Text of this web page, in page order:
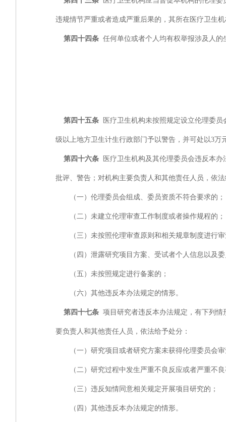
违规情节严重或者造成严重后果的，其所在医疗卫生
第四十四条 任何单位或者个人均有权举报涉及人
第四十五条 医疗卫生机构未按照规定设立伦理委
级以上地方卫生计生行政部门予以警告，并可处以3
第四十六条 医疗卫生机构及其伦理委员会违反本
批评、警告；对机构主要负责人和其他责任人员，依
（一）伦理委员会组成、委员资质不符合要求的；
（二）未建立伦理审查工作制度或者操作规程的；
（三）未按照伦理审查原则和相关规章制度进行审
（四）泄露研究项目方案、受试者个人信息以及委
（五）未按照规定进行备案的；
（六）其他违反本办法规定的情形。
第四十七条 项目研究者违反本办法规定，有下列
要负责人和其他责任人员，依法给予处分：
（一）研究项目或者研究方案未获得伦理委员会审
（二）研究过程中发生严重不良反应或者严重不良
（三）违反知情同意相关规定开展项目研究的；
（四）其他违反本办法规定的情形。